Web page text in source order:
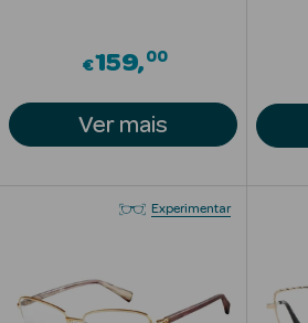
Séruns Faciais
Contorno de
Olhos
envelhecimento
Desmaquilhantes
€159 00
Ver mais
Experimentar